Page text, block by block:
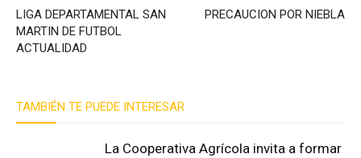
LIGA DEPARTAMENTAL SAN
MARTIN DE FUTBOL
ACTUALIDAD
PRECAUCION POR NIEBLA
TAMBIÉN TE PUEDE INTERESAR
La Cooperativa Agrícola invita a formar